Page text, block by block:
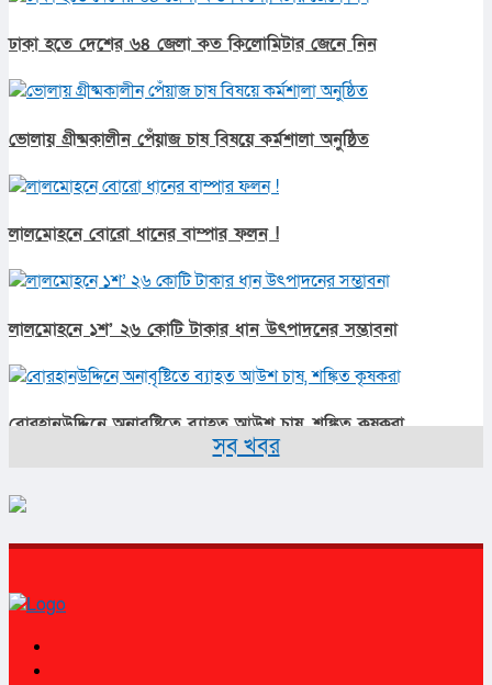
ঢাকা হতে দেশের ৬৪ জেলা কত কিলোমিটার জেনে নিন
ভোলায় গ্রীষ্মকালীন পেঁয়াজ চাষ বিষয়ে কর্মশালা অনুষ্ঠিত
লালমোহনে বোরো ধানের বাম্পার ফলন !
লালমোহনে ১শ’ ২৬ কোটি টাকার ধান উৎপাদনের সম্ভাবনা
বোরহানউদ্দিনে অনাবৃষ্টিতে ব্যাহত আউশ চাষ, শঙ্কিত কৃষকরা
সব খবর